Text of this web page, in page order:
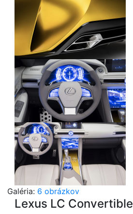
Galéria: 6 obrázkov
Lexus LC Convertible